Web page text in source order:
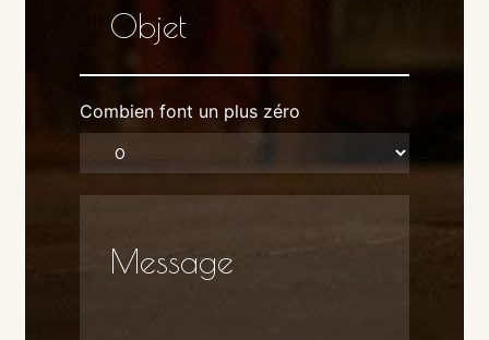
Combien font un plus zéro